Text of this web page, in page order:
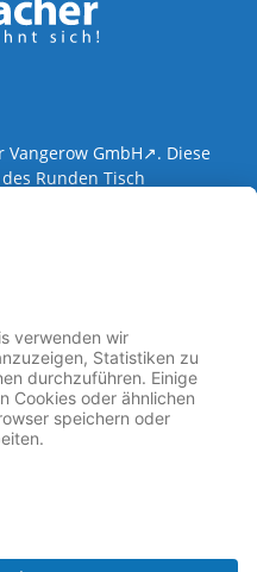
Vangerow GmbH↗. Diese
Runden Tisch
die sich gut
Ersatzteile und den